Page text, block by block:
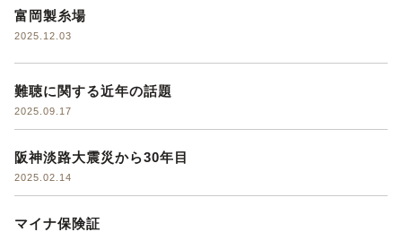
富岡製糸場
2025.12.03
難聴に関する近年の話題
2025.09.17
阪神淡路大震災から30年目
2025.02.14
マイナ保険証